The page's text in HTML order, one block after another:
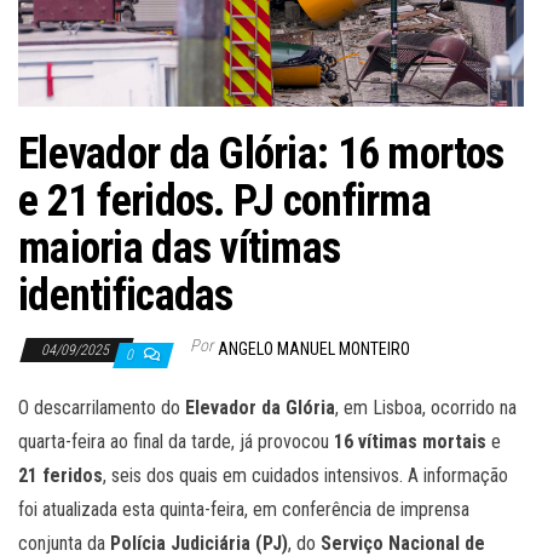
Elevador da Glória: 16 mortos
e 21 feridos. PJ confirma
maioria das vítimas
identificadas
04/09/2025 0 Por ANGELO MANUEL MONTEIRO
O descarrilamento do Elevador da Glória, em Lisboa, ocorrido na
quarta-feira ao final da tarde, já provocou 16 vítimas mortais e
21 feridos, seis dos quais em cuidados intensivos. A informação
foi atualizada esta quinta-feira, em conferência de imprensa
conjunta da Polícia Judiciária (PJ), do Serviço Nacional de